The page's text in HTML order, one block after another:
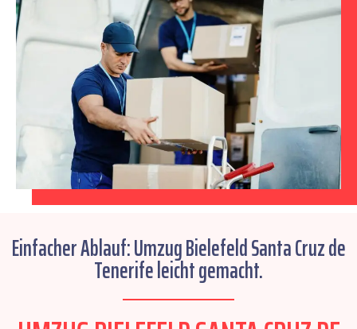
Einfacher Ablauf: Umzug Bielefeld Santa Cruz de
Tenerife leicht gemacht.